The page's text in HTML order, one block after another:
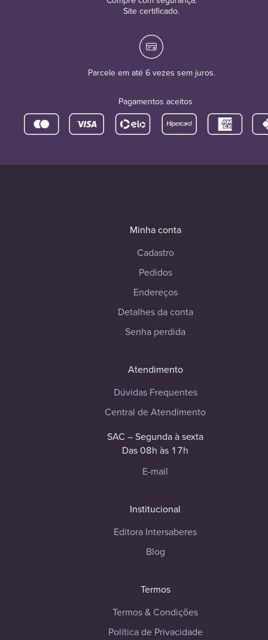
Site certificado.
Parcele em até 6 vezes sem juros.
Pagamentos aceitos
Minha conta
Cadastro
Pedidos
Endereços
Detalhes da conta
Senha perdida
Atendimento
Dúvidas Frequentes
Central de Atendimento
SAC – Segunda à sexta
Das 08h às 17h
E-mail
Institucional
Editora Intersaberes
Blog
Termos
Termos & Condições
Política de Privacidade